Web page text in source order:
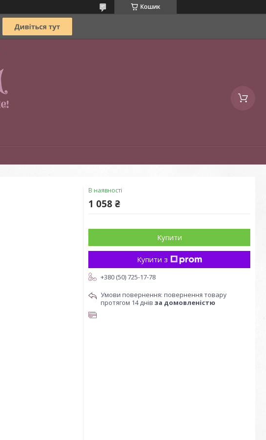
Кошик
В наявності
1 058 ₴
Купити
Купити з
+380 (50) 725-17-78
повернення товару
протягом 14 днів за домовленістю